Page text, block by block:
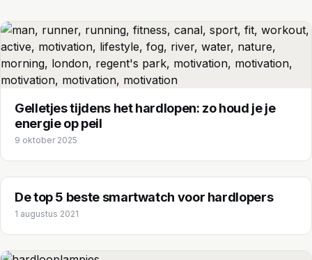
Gelletjes tijdens het hardlopen: zo houd je je
energie op peil
9 oktober 2025
De top 5 beste smartwatch voor hardlopers
1 augustus 2021